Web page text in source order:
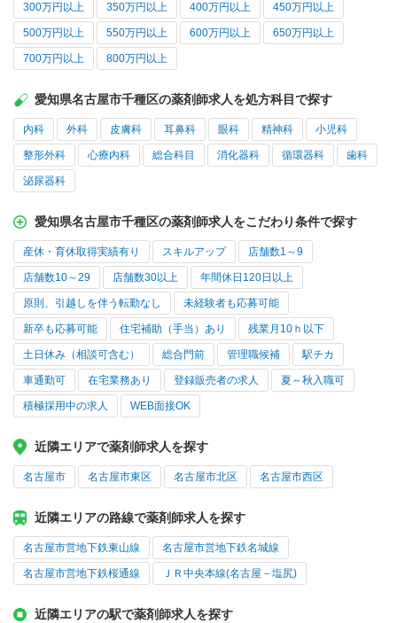
300万円以上 350万円以上 400万円以上 450万円以上
500万円以上 550万円以上 600万円以上 650万円以上
700万円以上 800万円以上
愛知県名古屋市千種区の薬剤師求人を処方科目で探す
内科 外科 皮膚科 耳鼻科 眼科 精神科 小児科
整形外科 心療内科 総合科目 消化器科 循環器科 歯科
泌尿器科
愛知県名古屋市千種区の薬剤師求人をこだわり条件で探す
産休・育休取得実績有り スキルアップ 店舗数1～9
店舗数10～29 店舗数30以上 年間休日120日以上
原則、引越しを伴う転勤なし 未経験者も応募可能
新卒も応募可能 住宅補助（手当）あり 残業月10ｈ以下
土日休み（相談可含む） 総合門前 管理職候補 駅チカ
車通勤可 在宅業務あり 登録販売者の求人 夏～秋入職可
積極採用中の求人 WEB面接OK
近隣エリアで薬剤師求人を探す
名古屋市 名古屋市東区 名古屋市北区 名古屋市西区
近隣エリアの路線で薬剤師求人を探す
名古屋市営地下鉄東山線 名古屋市営地下鉄名城線
名古屋市営地下鉄桜通線 ＪＲ中央本線(名古屋－塩尻)
近隣エリアの駅で薬剤師求人を探す